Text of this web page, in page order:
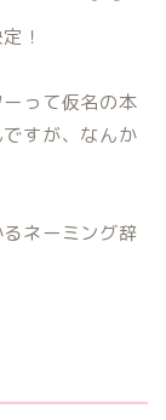
！
って仮名の本
すが、なんか
ネーミング辞